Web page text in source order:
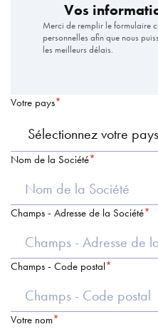
Vos
Merci de remplir le formulaire
personnelles afin que nous
les meilleurs délais.
Votre pays
Nom de la Société
Champs - Adresse de la Société
Champs - Code postal
Votre nom